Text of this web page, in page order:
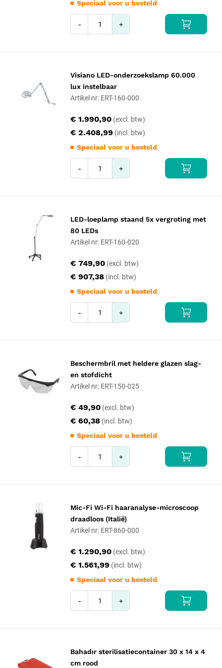
Speciaal voor u besteld
- +
Visiano LED-onderzoekslamp 60.000
lux instelbaar
Artikel nr: ERT-160-000
€ 2.408,99
€ 1.990,90
Speciaal voor u besteld
- +
LED-loeplamp staand 5x vergroting met
80 LEDs
Artikel nr: ERT-160-020
€ 907,38
€ 749,90
Speciaal voor u besteld
- +
Beschermbril met heldere glazen slag-
en stofdicht
Artikel nr: ERT-150-025
€ 60,38
€ 49,90
Speciaal voor u besteld
- +
Mic-Fi Wi-Fi haaranalyse-microscoop
draadloos (Italië)
Artikel nr: ERT-860-000
€ 1.561,99
€ 1.290,90
Speciaal voor u besteld
- +
Bahadır sterilisatiecontainer 30 x 14 x 4
cm rood